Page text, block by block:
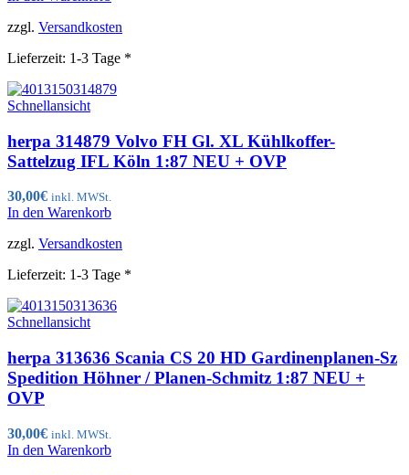
zzgl. Versandkosten
Lieferzeit: 1-3 Tage *
Schnellansicht
herpa 314879 Volvo FH Gl. XL Kühlkoffer-
Sattelzug IFL Köln 1:87 NEU + OVP
30,00€ inkl. MWSt.
In den Warenkorb
zzgl. Versandkosten
Lieferzeit: 1-3 Tage *
Schnellansicht
herpa 313636 Scania CS 20 HD Gardinenplanen-Sz
Spedition Höhner / Planen-Schmitz 1:87 NEU +
OVP
30,00€ inkl. MWSt.
In den Warenkorb